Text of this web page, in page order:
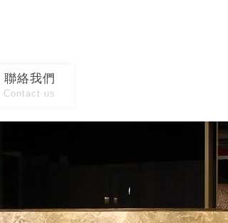
聯絡我們
Contact us